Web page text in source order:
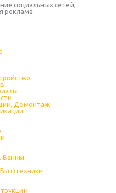
социальных сетей,
реклама
Демонтаж
Ванны